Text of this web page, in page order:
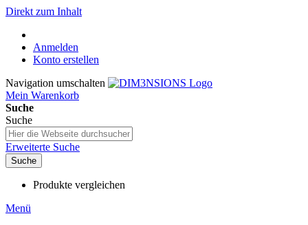
Direkt zum Inhalt
Anmelden
Konto erstellen
Navigation umschalten
Mein Warenkorb
Suche
Suche
Erweiterte Suche
Suche
Produkte vergleichen
Menü